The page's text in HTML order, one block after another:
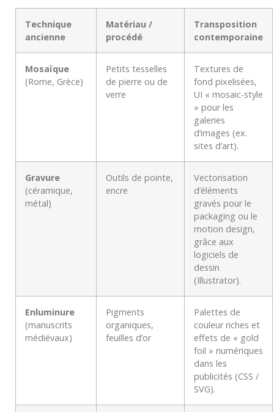
Technique
ancienne
Matériau /
procédé
Transposition
contemporaine
Mosaïque
(Rome, Grèce)
Petits tesselles
de pierre ou de
verre
Textures de
fond pixelisées,
UI « mosaic-style
» pour les
galeries
d’images (ex.
sites d’art).
Gravure
(céramique,
métal)
Outils de pointe,
encre
Vectorisation
d’éléments
gravés pour le
packaging ou le
motion design,
grâce aux
logiciels de
dessin
(Illustrator).
Enluminure
(manuscrits
médiévaux)
Pigments
organiques,
feuilles d’or
Palettes de
couleur riches et
effets de « gold
foil » numériques
dans les
publicités (CSS /
SVG).